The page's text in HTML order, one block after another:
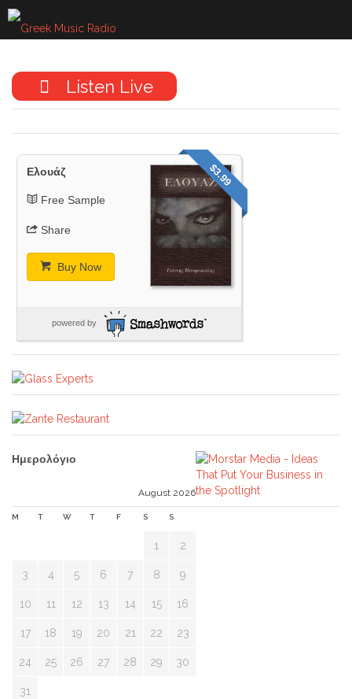
Skip
to
content
Listen Live
$3.99
Ελουάζ
Free Sample
Share
Buy Now
powered by
Ημερολόγιο
August 2026
M T W T F S S
1 2
3 4 5 6 7 8 9
10 11 12 13 14 15 16
17 18 19 20 21 22 23
24 25 26 27 28 29 30
31